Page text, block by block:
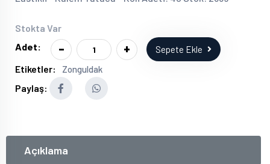
Stokta Var
Adet:
- + Sepete Ekle
Etiketler: Zonguldak
Paylaş:
Açıklama